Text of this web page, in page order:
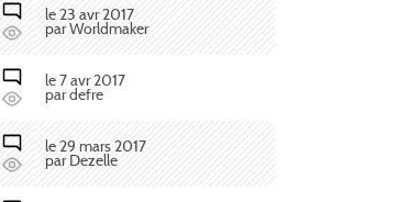
le 23 avr 2017
par Worldmaker
le 7 avr 2017
par defre
le 29 mars 2017
par Dezelle